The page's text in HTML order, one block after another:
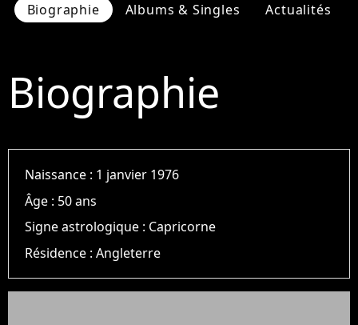
Biographie Albums & Singles Actualités
Biographie
Naissance : 1 janvier 1976
Âge : 50 ans
Signe astrologique : Capricorne
Résidence :Angleterre